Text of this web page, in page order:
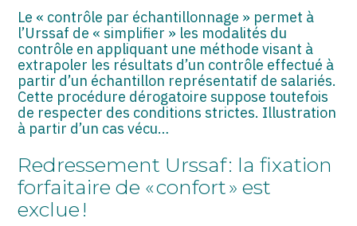
PROFESSIONS LIBÉRALES
HOLDING
PARTICULIERS
EXPATRIÉ NON RÉSIDANT
ASSOCIATIONS
START-UP
Construire votre patrimoine
Être prêt pour la facturation
électronique
Le « contrôle par échantillonnage » permet à
l’Urssaf de « simplifier » les modalités du
contrôle en appliquant une méthode visant à
extrapoler les résultats d’un contrôle effectué à
partir d’un échantillon représentatif de salariés.
Cette procédure dérogatoire suppose toutefois
de respecter des conditions strictes. Illustration
à partir d’un cas vécu…
Redressement Urssaf : la fixation
forfaitaire de « confort » est
exclue !